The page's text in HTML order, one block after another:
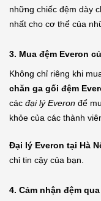
những chiếc đệm dày
nhất cho cơ thể của
3. Mua đệm Everon
Không chỉ riêng khi
chăn ga gối đệm
các đại lý Everon để
khỏe của các thành
Đại lý Everon tại Hà
chỉ tin cậy của bạn.
4. Cảm nhận đệm